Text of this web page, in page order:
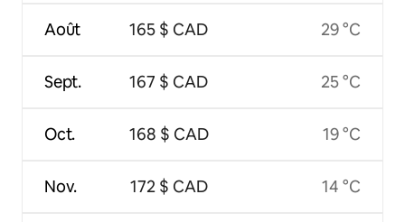
Août
Sept.
Oct.
Nov.
165 $ CAD
167 $ CAD
168 $ CAD
172 $ CAD
29 °C
25 °C
19 °C
14 °C